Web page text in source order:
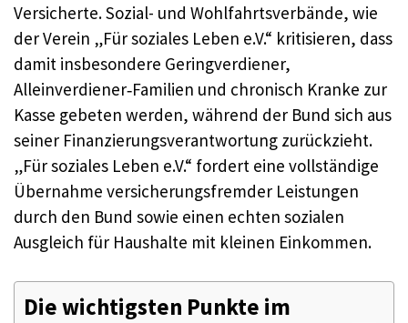
Versicherte. Sozial- und Wohlfahrtsverbände, wie
der Verein „Für soziales Leben e.V.“ kritisieren, dass
damit insbesondere Geringverdiener,
Alleinverdiener‑Familien und chronisch Kranke zur
Kasse gebeten werden, während der Bund sich aus
seiner Finanzierungsverantwortung zurückzieht.
„Für soziales Leben e.V.“ fordert eine vollständige
Übernahme versicherungsfremder Leistungen
durch den Bund sowie einen echten sozialen
Ausgleich für Haushalte mit kleinen Einkommen.
Die wichtigsten Punkte im